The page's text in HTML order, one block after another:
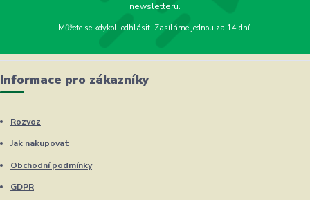
newsletteru.
Můžete se kdykoli odhlásit. Zasíláme jednou za 14 dní.
Informace pro zákazníky
Rozvoz
Jak nakupovat
Obchodní podmínky
GDPR